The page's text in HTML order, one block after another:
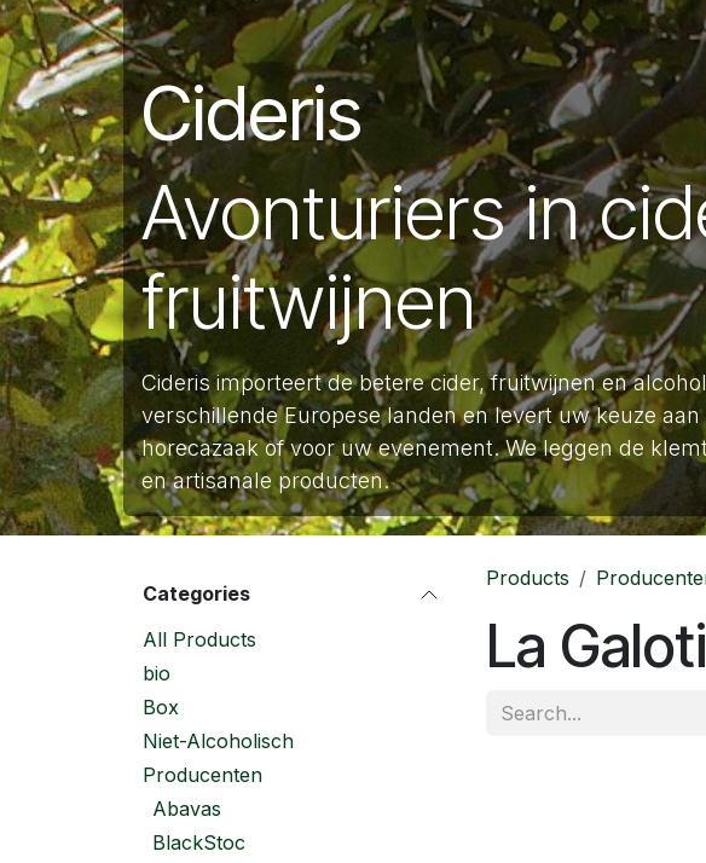
Cideris
Avonturiers in
fruitwijnen
Cideris importeert de betere cider, fruitwijnen en
verschillende Europese landen en levert uw keuze aan
horecazaak of voor uw evenement. We leggen de
en artisanale producten.
Categories
All Products
bio
Box
Niet-Alcoholisch
Producenten
Abavas
BlackStoc
Products
La